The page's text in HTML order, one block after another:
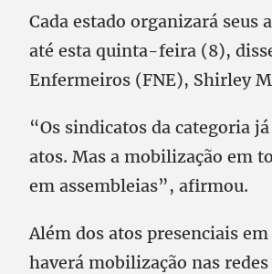
Cada estado organizará
até esta quinta-feira (8),
Enfermeiros (FNE), Shirley
“Os sindicatos da categoria
atos. Mas a mobilização em
em assembleias”, afirmou.
Além dos atos presenciais
haverá mobilização nas